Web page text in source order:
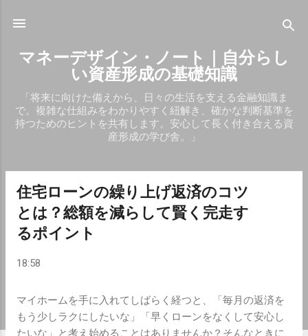
マネーデザイン・ノート｜自分らし
い資産形成の基礎知識
「将来に向けた備えから、日々の生活を支える金融知識ま
で。複雑な仕組みをわかりやすく紐解き、確かな判断基準を
持つためのヒントを共有します。安心して長く付き合える資
産形成の学び舎。」
投
稿
住宅ローンの繰り上げ返済のコツ
とは？総額を減らして賢く完走す
るポイント
18:58
マイホームを手に入れてしばらく経つと、「毎月の返済を
もう少しラクにしたいな」「早くローンをなくして安心し
たいな」と考え始めることはありませんか？そんなときに